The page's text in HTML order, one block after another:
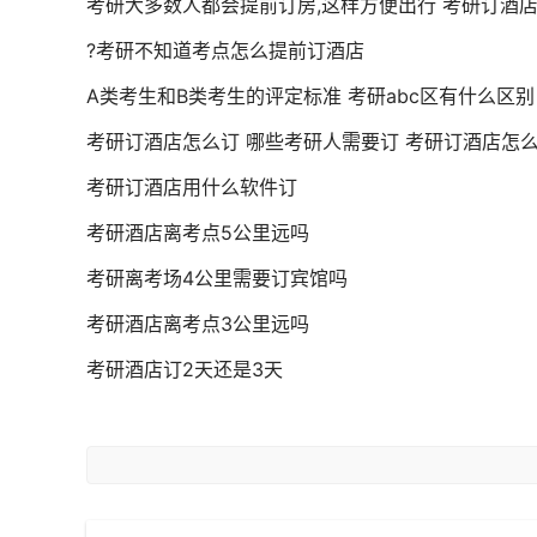
考研大多数人都会提前订房,这样方便出行 考研订酒
?考研不知道考点怎么提前订酒店
A类考生和B类考生的评定标准 考研abc区有什么区别
考研订酒店怎么订 哪些考研人需要订 考研订酒店怎
考研订酒店用什么软件订
考研酒店离考点5公里远吗
考研离考场4公里需要订宾馆吗
考研酒店离考点3公里远吗
考研酒店订2天还是3天